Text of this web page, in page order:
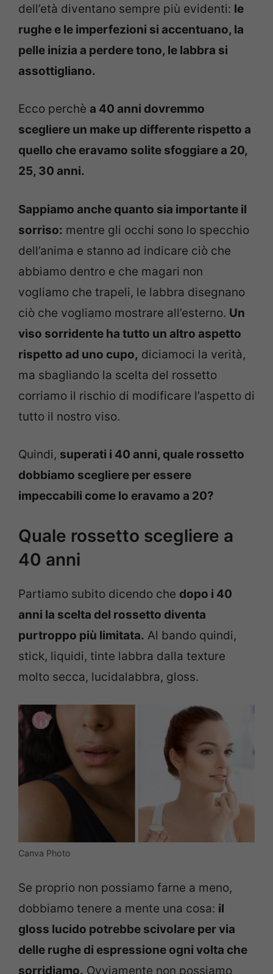
dell’età diventano sempre più evidenti: le
rughe e le imperfezioni si accentuano, la
pelle inizia a perdere tono, le labbra si
assottigliano.
Ecco perchè a 40 anni dovremmo
scegliere un make up differente rispetto a
quello che eravamo solite sfoggiare a 20,
25, 30 anni.
Sappiamo anche quanto sia importante il
sorriso: mentre gli occhi sono lo specchio
dell’anima e stanno ad indicare ciò che
abbiamo dentro e che magari non
vogliamo che trapeli, le labbra disegnano
ciò che vogliamo mostrare all’esterno. Un
viso sorridente ha tutto un altro aspetto
rispetto ad uno cupo, diciamoci la verità,
ma sbagliando la scelta del rossetto
corriamo il rischio di modificare l’aspetto di
tutto il nostro viso.
Quindi, superati i 40 anni, quale rossetto
dobbiamo scegliere per essere
impeccabili come lo eravamo a 20?
Quale rossetto scegliere a
40 anni
Partiamo subito dicendo che dopo i 40
anni la scelta del rossetto diventa
purtroppo più limitata. Al bando quindi,
stick, liquidi, tinte labbra dalla texture
molto secca, lucidalabbra, gloss.
Canva Photo
Se proprio non possiamo farne a meno,
dobbiamo tenere a mente una cosa: il
gloss lucido potrebbe scivolare per via
delle rughe di espressione ogni volta che
sorridiamo. Ovviamente non possiamo